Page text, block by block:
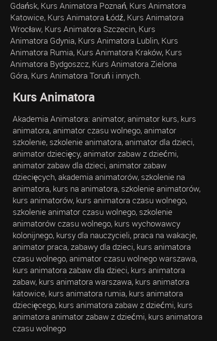
Gdańsk, Kurs Animatora Poznań, Kurs Animatora
Katowice, Kurs Animatora Łódź, Kurs Animatora
Wrocław, Kurs Animatora Szczecin, Kurs
Animatora Gdynia, Kurs Animatora Lublin, Kurs
Animatora Rumia, Kurs Animatora Kraków, Kurs
Animatora Bydgoszcz, Kurs Animatora Zielona
Góra, Kurs Animatora Toruń i innych.
Kurs Animatora
Akademia Animatora: animator, animator kurs, kurs
animatora, animator czasu wolnego, animator
szkolenie, szkolenie animatora, animator dla dzieci,
animator dziecięcy, animator zabaw z dziećmi,
animator zabaw dla dzieci, animator zabaw
dziecięcych, akademia animatorów, szkolenie na
animatora, kurs na animatora, szkolenie animatorów,
kurs animatorów, kurs animatora czasu wolnego,
szkolenie animator czasu wolnego, szkolenie
animatorów czasu wolnego, kurs wychowawcy
kolonijnego, kursy dla nauczycieli, praca na wakacje,
animator praca, zabawy dla dzieci, kurs animatora
czasu wolnego, animator czasu wolnego warszawa,
kurs animatora zabaw dla dzieci, kurs animatora
zabaw, kurs animatora warszawa, kurs animatora
katowice, kurs animatora rumia, kurs animatora
dziecięcego, kurs animatora zabaw z dziećmi, kurs
animatora animator zabaw z dziećmi, kurs animatora
czasu wolnego